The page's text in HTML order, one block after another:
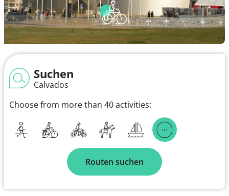
Suchen
Calvados
Choose from more than 40 activities:
Routen suchen